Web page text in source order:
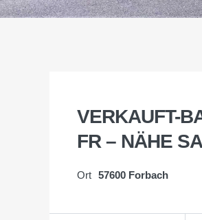
VERKAUFT-
FR – NÄHE
Ort 57600 Forbach